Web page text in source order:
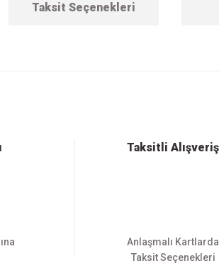
Taksit Seçenekleri
Taksitli Alışveriş
Anlaşmalı Kartlarda
Taksit Seçenekleri